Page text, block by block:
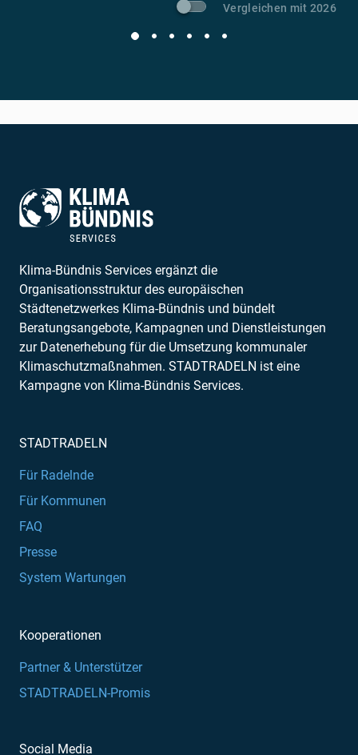
Vergleichen mit 2026
Klima-Bündnis Services ergänzt die
Organisationsstruktur des europäischen
Städtenetzwerkes Klima-Bündnis und bündelt
Beratungsangebote, Kampagnen und Dienstleistungen
zur Datenerhebung für die Umsetzung kommunaler
Klimaschutzmaßnahmen. STADTRADELN ist eine
Kampagne von Klima-Bündnis Services.
STADTRADELN
Für Radelnde
Für Kommunen
FAQ
Presse
System Wartungen
Kooperationen
Partner & Unterstützer
STADTRADELN-Promis
Social Media